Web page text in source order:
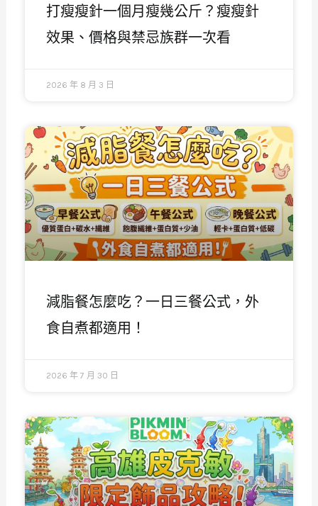
打瘦瘦針一個月瘦幾公斤？瘦瘦針
效果、價格與禁忌族群一次看
2026 年 8 月 3 日
減脂餐怎麼吃？一日三餐公式，外
食自煮都適用！
2026 年 7 月 30 日